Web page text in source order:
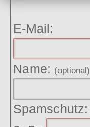
E-Mail:
Name: (optional)
Spamschutz: